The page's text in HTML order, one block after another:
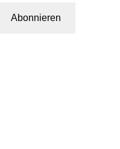
Abonnieren